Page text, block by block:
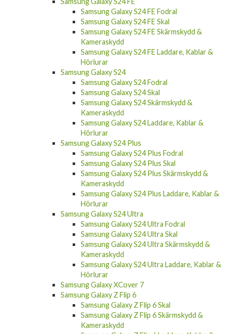
Kameraskydd
Samsung Galaxy A26 Laddare, Kablar &
Hörlurar
Samsung Galaxy Watch
Samsung Galaxy S24 FE
Samsung Galaxy S24 FE Fodral
Samsung Galaxy S24 FE Skal
Samsung Galaxy S24 FE Skärmskydd &
Kameraskydd
Samsung Galaxy S24 FE Laddare, Kablar &
Hörlurar
Samsung Galaxy S24
Samsung Galaxy S24 Fodral
Samsung Galaxy S24 Skal
Samsung Galaxy S24 Skärmskydd &
Kameraskydd
Samsung Galaxy S24 Laddare, Kablar &
Hörlurar
Samsung Galaxy S24 Plus
Samsung Galaxy S24 Plus Fodral
Samsung Galaxy S24 Plus Skal
Samsung Galaxy S24 Plus Skärmskydd &
Kameraskydd
Samsung Galaxy S24 Plus Laddare, Kablar &
Hörlurar
Samsung Galaxy S24 Ultra
Samsung Galaxy S24 Ultra Fodral
Samsung Galaxy S24 Ultra Skal
Samsung Galaxy S24 Ultra Skärmskydd &
Kameraskydd
Samsung Galaxy S24 Ultra Laddare, Kablar &
Hörlurar
Samsung Galaxy XCover 7